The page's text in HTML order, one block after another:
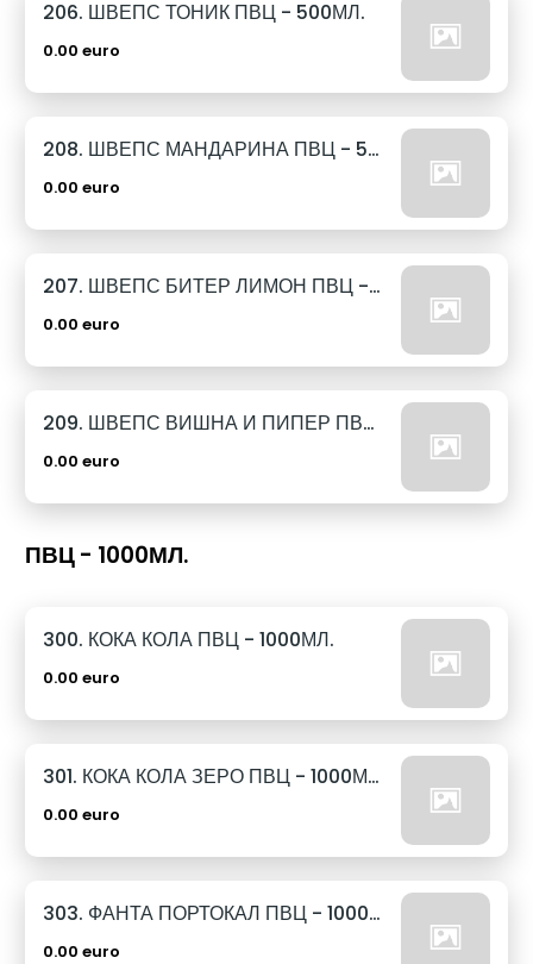
206. ШВЕПС ТОНИК ПВЦ - 500МЛ.
0.00 euro
208. ШВЕПС МАНДАРИНА ПВЦ - 500МЛ.
0.00 euro
207. ШВЕПС БИТЕР ЛИМОН ПВЦ - 500МЛ.
0.00 euro
209. ШВЕПС ВИШНА И ПИПЕР ПВЦ - 500МЛ.
0.00 euro
ПВЦ - 1000МЛ.
300. КОКА КОЛА ПВЦ - 1000МЛ.
0.00 euro
301. КОКА КОЛА ЗЕРО ПВЦ - 1000МЛ.
0.00 euro
303. ФАНТА ПОРТОКАЛ ПВЦ - 1000МЛ.
0.00 euro